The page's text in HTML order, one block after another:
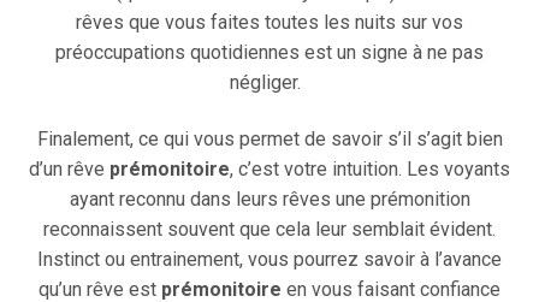
rêves que vous faites toutes les nuits sur vos
préoccupations quotidiennes est un signe à ne pas
négliger.
Finalement, ce qui vous permet de savoir s’il s’agit bien
d’un rêve prémonitoire, c’est votre intuition. Les voyants
ayant reconnu dans leurs rêves une prémonition
reconnaissent souvent que cela leur semblait évident.
Instinct ou entrainement, vous pourrez savoir à l’avance
qu’un rêve est prémonitoire en vous faisant confiance